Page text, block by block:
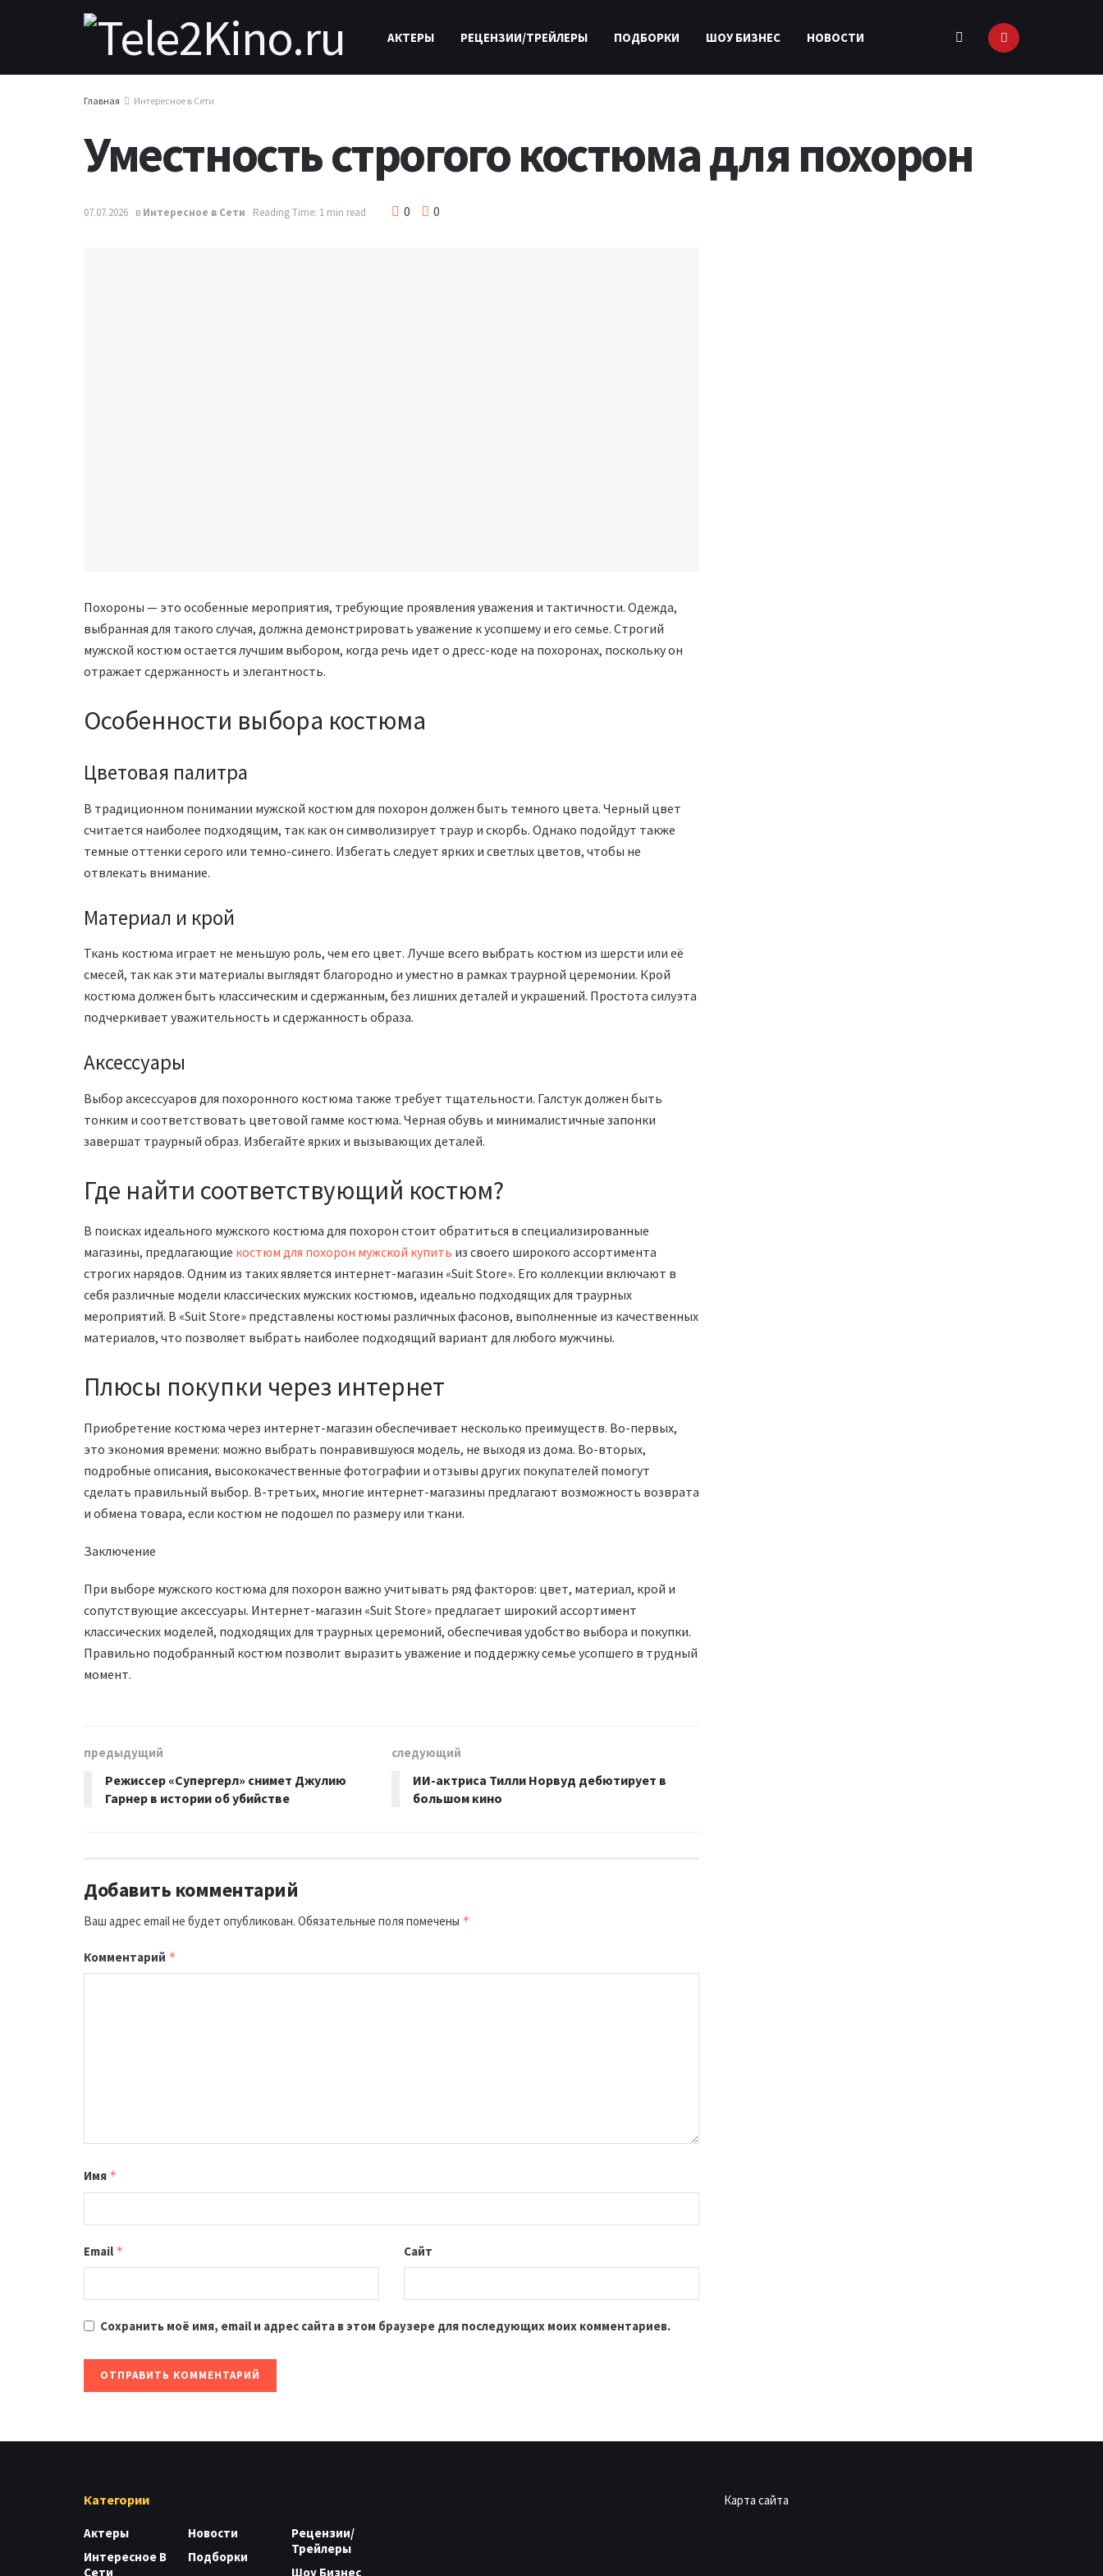
АКТЕРЫ РЕЦЕНЗИИ/ТРЕЙЛЕРЫ ПОДБОРКИ ШОУ БИЗНЕС НОВОСТИ
Главная Интересное в Сети
Уместность строгого костюма для похорон
07.07.2026 в Интересное в Сети Reading Time: 1 min read 0 0
Похороны — это особенные мероприятия, требующие проявления уважения и тактичности. Одежда,
выбранная для такого случая, должна демонстрировать уважение к усопшему и его семье. Строгий
мужской костюм остается лучшим выбором, когда речь идет о дресс-коде на похоронах, поскольку он
отражает сдержанность и элегантность.
Особенности выбора костюма
Цветовая палитра
В традиционном понимании мужской костюм для похорон должен быть темного цвета. Черный цвет
считается наиболее подходящим, так как он символизирует траур и скорбь. Однако подойдут также
темные оттенки серого или темно-синего. Избегать следует ярких и светлых цветов, чтобы не
отвлекать внимание.
Материал и крой
Ткань костюма играет не меньшую роль, чем его цвет. Лучше всего выбрать костюм из шерсти или её
смесей, так как эти материалы выглядят благородно и уместно в рамках траурной церемонии. Крой
костюма должен быть классическим и сдержанным, без лишних деталей и украшений. Простота силуэта
подчеркивает уважительность и сдержанность образа.
Аксессуары
Выбор аксессуаров для похоронного костюма также требует тщательности. Галстук должен быть
тонким и соответствовать цветовой гамме костюма. Черная обувь и минималистичные запонки
завершат траурный образ. Избегайте ярких и вызывающих деталей.
Где найти соответствующий костюм?
В поисках идеального мужского костюма для похорон стоит обратиться в специализированные
магазины, предлагающие костюм для похорон мужской купить из своего широкого ассортимента
строгих нарядов. Одним из таких является интернет-магазин «Suit Store». Его коллекции включают в
себя различные модели классических мужских костюмов, идеально подходящих для траурных
мероприятий. В «Suit Store» представлены костюмы различных фасонов, выполненные из качественных
материалов, что позволяет выбрать наиболее подходящий вариант для любого мужчины.
Плюсы покупки через интернет
Приобретение костюма через интернет-магазин обеспечивает несколько преимуществ. Во-первых,
это экономия времени: можно выбрать понравившуюся модель, не выходя из дома. Во-вторых,
подробные описания, высококачественные фотографии и отзывы других покупателей помогут
сделать правильный выбор. В-третьих, многие интернет-магазины предлагают возможность возврата
и обмена товара, если костюм не подошел по размеру или ткани.
Заключение
При выборе мужского костюма для похорон важно учитывать ряд факторов: цвет, материал, крой и
сопутствующие аксессуары. Интернет-магазин «Suit Store» предлагает широкий ассортимент
классических моделей, подходящих для траурных церемоний, обеспечивая удобство выбора и покупки.
Правильно подобранный костюм позволит выразить уважение и поддержку семье усопшего в трудный
момент.
предыдущий
Режиссер «Супергерл» снимет Джулию
Гарнер в истории об убийстве
следующий
ИИ-актриса Тилли Норвуд дебютирует в
большом кино
Добавить комментарий
Ваш адрес email не будет опубликован. Обязательные поля помечены *
Комментарий *
Имя *
Email * Сайт
Сохранить моё имя, email и адрес сайта в этом браузере для последующих моих комментариев.
Категории
Актеры
Интересное В
Сети
Новости
Подборки
Рецензии/
Трейлеры
Шоу Бизнес
Карта сайта